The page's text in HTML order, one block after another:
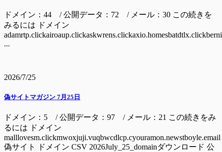
ドメイン：44 / 公開データ：72 / メール：30 この続きを
みるには ドメイン
...
2026/7/25
偽サイトマガジン 7月25日
ドメイン：5 / 公開データ：97 / メール：21 この続きをみ
るには ドメイン
malllovesm.clickmwoxjuji.vuqbwcdlcp.cyouramon.newstboyle.email
偽サイト ドメイン CSV 2026July_25_domainダウンロード 公